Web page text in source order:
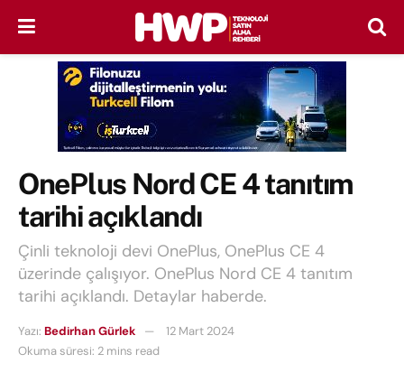
OnePlus Nord CE 4 tanıtım
tarihi açıklandı
Çinli teknoloji devi OnePlus, OnePlus CE 4
üzerinde çalışıyor. OnePlus Nord CE 4 tanıtım
tarihi açıklandı. Detaylar haberde.
Yazı: Bedirhan Gürlek
12 Mart 2024
Okuma süresi: 2 mins read